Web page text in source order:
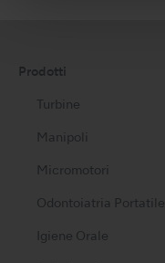
Prodotti
Turbine
Manipoli
Micromotori
Odontoiatria Portatile
Igiene Orale